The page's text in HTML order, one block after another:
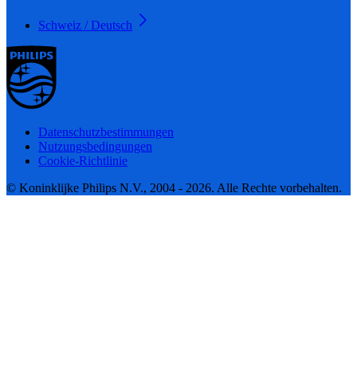
Schweiz / Deutsch
Datenschutzbestimmungen
Nutzungsbedingungen
Cookie-Richtlinie
© Koninklijke Philips N.V., 2004 - 2026. Alle Rechte vorbehalten.